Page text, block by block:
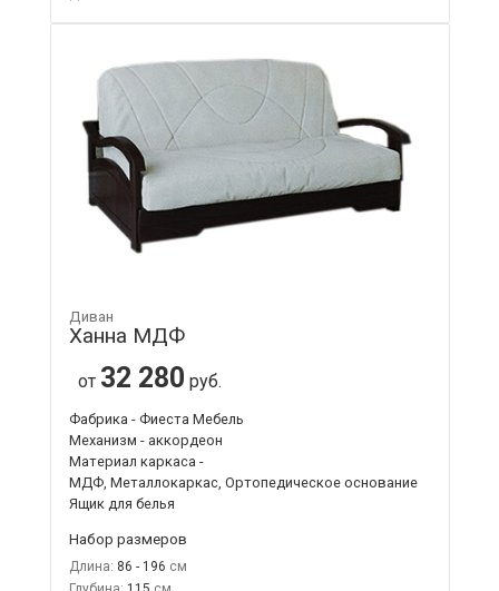
Диван
Ханна МДФ
от 32 280 руб.
Фабрика - Фиеста Мебель
Механизм - аккордеон
Материал каркаса -
МДФ, Металлокаркас, Ортопедическое основание
Ящик для белья
Набор размеров
Длина: 86 - 196